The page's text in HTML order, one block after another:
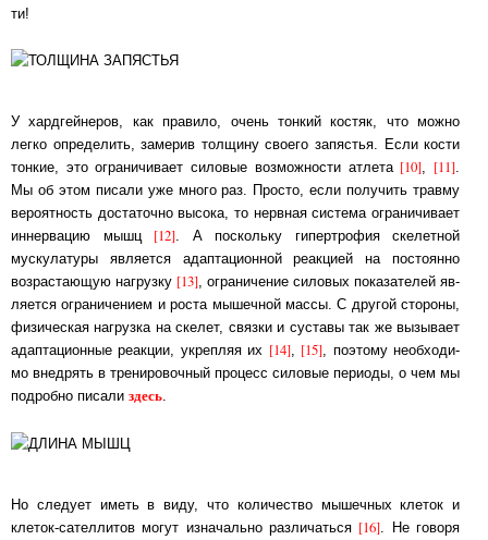
ти!
У хардгейнеров, как правило, очень тонкий костяк, что можно
легко определить, за­ме­рив толщину своего запястья. Если кости
тонкие, это ограничивает силовые воз­мож­нос­ти ат­ле­та [10], [11].
Мы об этом писали уже много раз. Просто, если получить тра­вму
ве­ро­ят­ность до­ста­точ­но высока, то нервная система ограничивает
иннервацию мышц [12]. А по­сколь­ку ги­пер­тро­фия скелетной
мускулатуры является адаптационной ре­ак­ци­ей на по­сто­ян­но
возрастающую нагрузку [13], ограничение силовых показателей яв­
ля­ет­ся ог­ра­ни­че­ни­ем и роста мышечной массы. С другой стороны,
физическая на­груз­ка на ске­лет, связ­ки и суставы так же вызывает
адаптационные реакции, укрепляя их [14], [15], по­это­му не­об­хо­ди­
мо внедрять в тренировочный процесс силовые периоды, о чем мы
по­дроб­но пи­са­ли здесь.
Но следует иметь в виду, что количество мышечных клеток и
клеток-сателлитов могут из­на­чаль­но различаться [16] . Не говоря